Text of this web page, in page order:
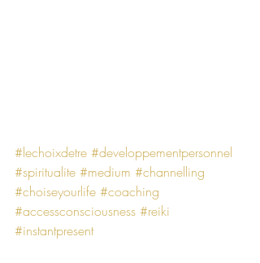
#lechoixdetre #developpementpersonnel
#spiritualite #medium #channelling
#choiseyourlife #coaching
#accessconsciousness #reiki
#instantpresent